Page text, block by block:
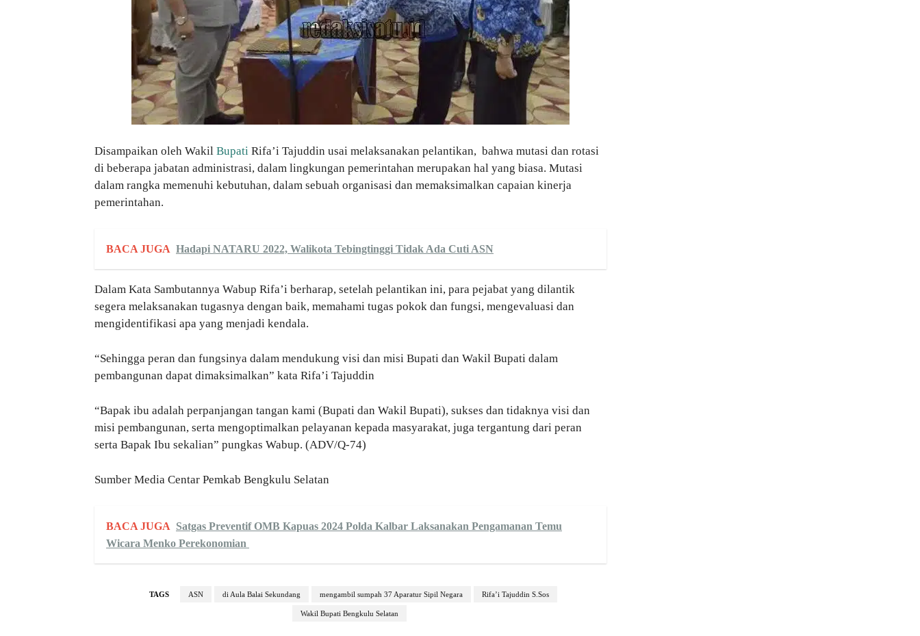
Disampaikan oleh Wakil Bupati Rifa’i Tajuddin usai melaksanakan pelantikan, bahwa mutasi dan rotasi
di beberapa jabatan administrasi, dalam lingkungan pemerintahan merupakan hal yang biasa. Mutasi
dalam rangka memenuhi kebutuhan, dalam sebuah organisasi dan memaksimalkan capaian kinerja
pemerintahan.
BACA JUGA Hadapi NATARU 2022, Walikota Tebingtinggi Tidak Ada Cuti ASN
Dalam Kata Sambutannya Wabup Rifa’i berharap, setelah pelantikan ini, para pejabat yang dilantik
segera melaksanakan tugasnya dengan baik, memahami tugas pokok dan fungsi, mengevaluasi dan
mengidentifikasi apa yang menjadi kendala.
“Sehingga peran dan fungsinya dalam mendukung visi dan misi Bupati dan Wakil Bupati dalam
pembangunan dapat dimaksimalkan” kata Rifa’i Tajuddin
“Bapak ibu adalah perpanjangan tangan kami (Bupati dan Wakil Bupati), sukses dan tidaknya visi dan
misi pembangunan, serta mengoptimalkan pelayanan kepada masyarakat, juga tergantung dari peran
serta Bapak Ibu sekalian” pungkas Wabup. (ADV/Q-74)
Sumber Media Centar Pemkab Bengkulu Selatan
BACA JUGA Satgas Preventif OMB Kapuas 2024 Polda Kalbar Laksanakan Pengamanan Temu
Wicara Menko Perekonomian
TAGS ASN di Aula Balai Sekundang mengambil sumpah 37 Aparatur Sipil Negara Rifa’i Tajuddin S.Sos
Wakil Bupati Bengkulu Selatan